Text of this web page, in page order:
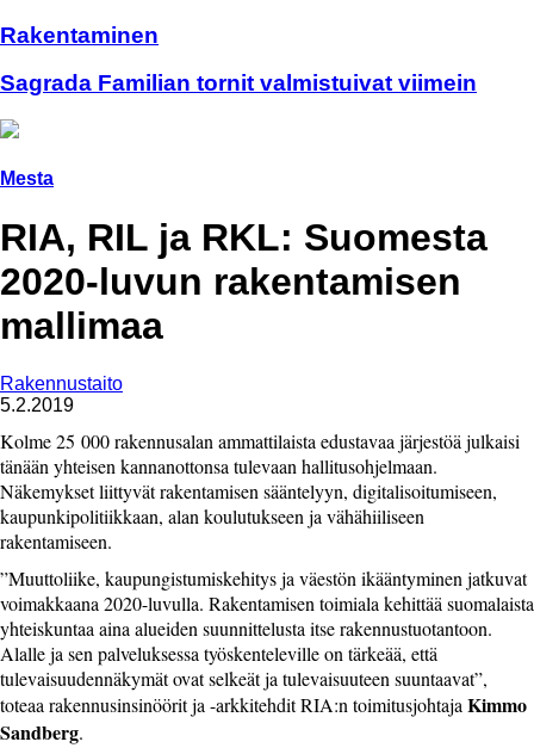
Rakentaminen
Sagrada Familian tornit valmistuivat viimein
Mesta
RIA, RIL ja RKL: Suomesta
2020-luvun rakentamisen
mallimaa
Rakennustaito
5.2.2019
Kolme 25 000 rakennusalan ammattilaista edustavaa järjestöä julkaisi
tänään yhteisen kannanottonsa tulevaan hallitusohjelmaan.
Näkemykset liittyvät rakentamisen sääntelyyn, digitalisoitumiseen,
kaupunkipolitiikkaan, alan koulutukseen ja vähähiiliseen
rakentamiseen.
”Muuttoliike, kaupungistumiskehitys ja väestön ikääntyminen jatkuvat
voimakkaana 2020-luvulla. Rakentamisen toimiala kehittää suomalaista
yhteiskuntaa aina alueiden suunnittelusta itse rakennustuotantoon.
Alalle ja sen palveluksessa työskenteleville on tärkeää, että
tulevaisuudennäkymät ovat selkeät ja tulevaisuuteen suuntaavat”,
toteaa rakennusinsinöörit ja -arkkitehdit RIA:n toimitusjohtajaKimmo
Sandberg.